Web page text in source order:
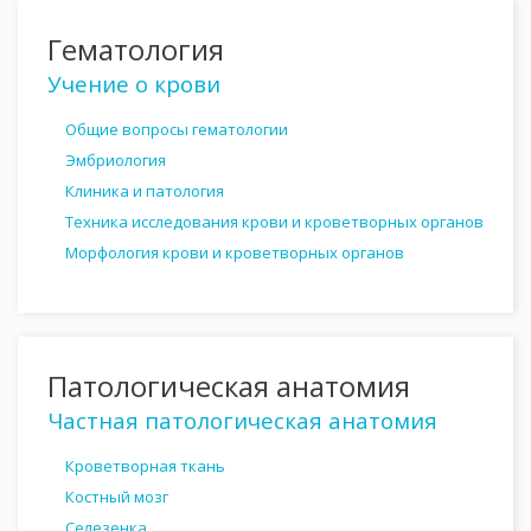
Гематология
Учение о крови
Общие вопросы гематологии
Эмбриология
Клиника и патология
Техника исследования крови и кроветворных органов
Морфология крови и кроветворных органов
Патологическая анатомия
Частная патологическая анатомия
Кроветворная ткань
Костный мозг